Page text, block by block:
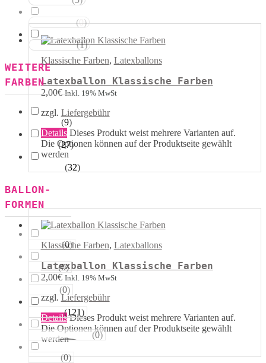
Klassische Farben, Latexballons
Latexballon Klassische Farben
2,00€ Inkl. 19% MwSt
zzgl. Liefergebühr
Details Dieses Produkt weist mehrere Varianten auf.
Die Optionen können auf der Produktseite gewählt
werden
Klassische Farben, Latexballons
Latexballon Klassische Farben
2,00€ Inkl. 19% MwSt
zzgl.Liefergebühr
Details Dieses Produkt weist mehrere Varianten auf.
Die Optionen können auf der Produktseite gewählt
werden
Blau Weiss (0)
Mehrfarbig (1)
WEITERE
FARBEN
(9)
Pastell (27)
(32)
BALLON-
FORMEN
Herzen (0)
Sterne (0)
(0)
Tropfen (121)
Riesen−Kugeln (0)
Eckige (0)